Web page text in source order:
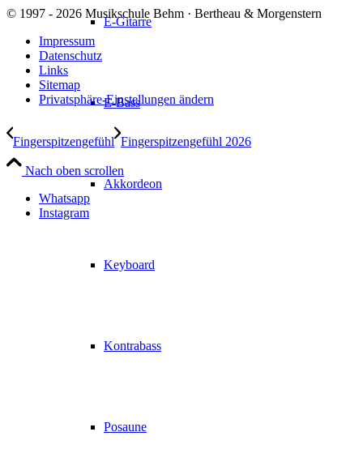
E-Gitarre
E-Bass
Akkordeon
Keyboard
Kontrabass
Posaune
© 1997 - 2026 Musikschule Behm · Bertheau & Morgenstern
Impressum
Datenschutz
Links
Sitemap
Privatsphäre-Einstellungen ändern
Fingerspitzengefühl Fingerspitzengefühl 2026
Nach oben scrollen
Whatsapp
Instagram